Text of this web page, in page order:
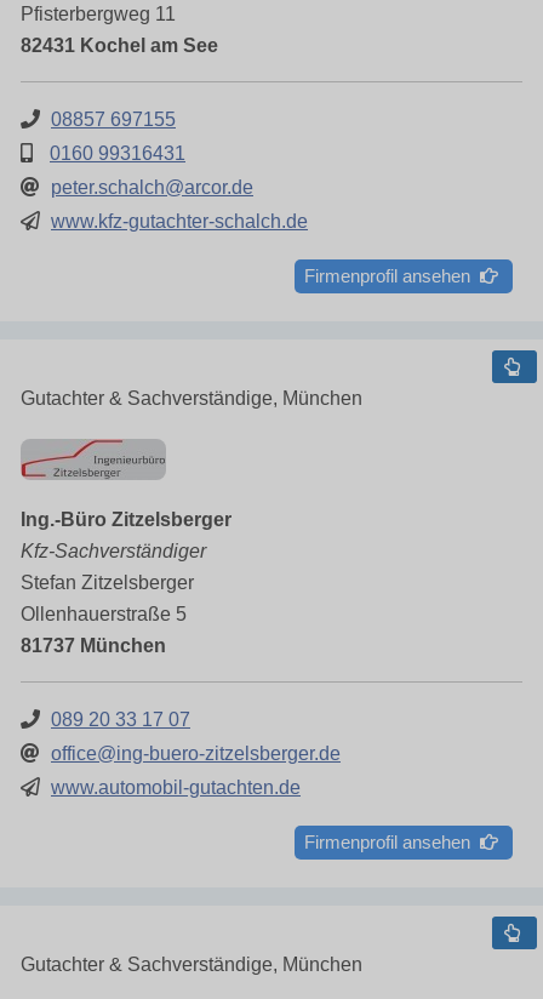
Pfisterbergweg 11
82431 Kochel am See
08857 697155
0160 99316431
peter.schalch@arcor.de
www.kfz-gutachter-schalch.de
Firmenprofil ansehen
Gutachter & Sachverständige, München
Ing.-Büro Zitzelsberger
Kfz-Sachverständiger
Stefan Zitzelsberger
Ollenhauerstraße 5
81737 München
089 20 33 17 07
office@ing-buero-zitzelsberger.de
www.automobil-gutachten.de
Firmenprofil ansehen
Gutachter & Sachverständige, München